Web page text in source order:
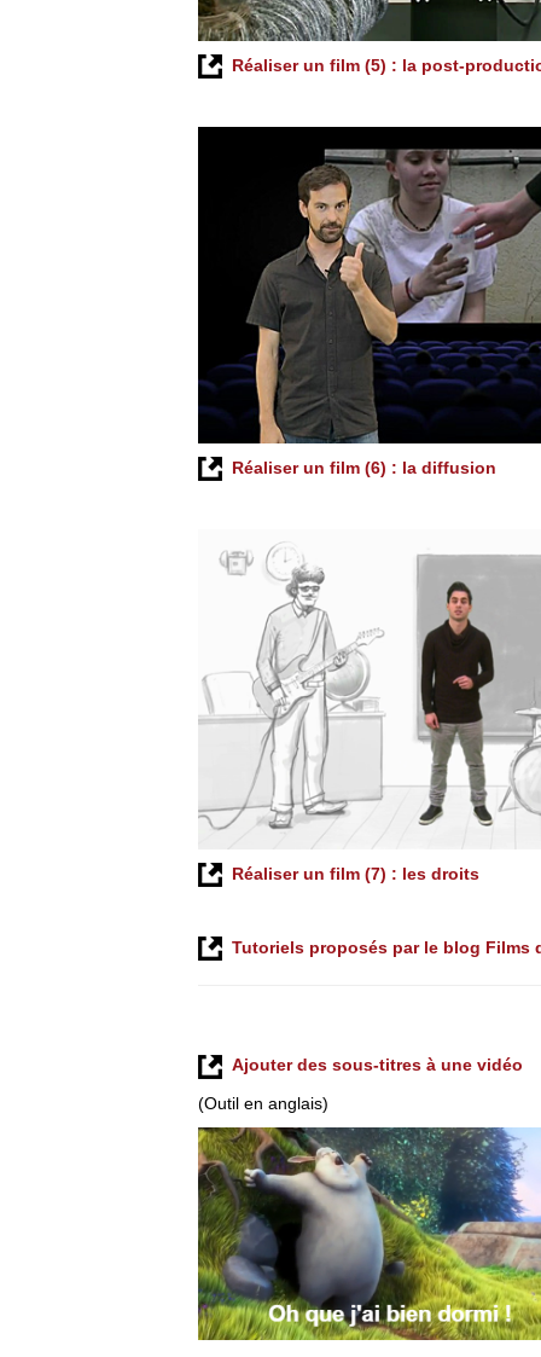
Réaliser un film (5) : la post-
Réaliser un film (6) : la diffusion
Réaliser un film (7) : les droits
Tutoriels proposés par le blog Films
Ajouter des sous-titres à une vidéo
(Outil en anglais)